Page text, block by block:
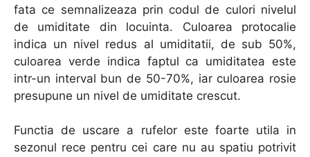
fata ce semnalizeaza prin codul de culori nivelul
de umiditate din locuinta. Culoarea protocalie
indica un nivel redus al umiditatii, de sub 50%,
culoarea verde indica faptul ca umiditatea este
intr-un interval bun de 50-70%, iar culoarea rosie
presupune un nivel de umiditate crescut.
Functia de uscare a rufelor este foarte utila in
sezonul rece pentru cei care nu au spatiu potrivit